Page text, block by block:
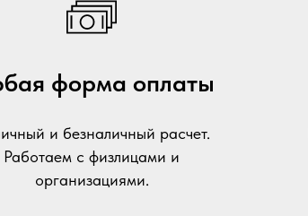
форма оплаты
и безналичный расчет.
Работаем с физлицами и
организациями.